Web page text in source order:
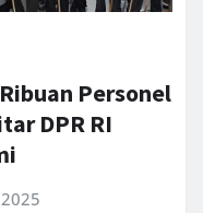
Personel
DPR RI